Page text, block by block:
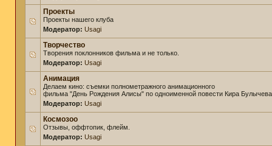
Проекты
Проекты нашего клуба
Модератор: Usagi
Творчество
Творения поклонников фильма и не только.
Модератор: Usagi
Анимация
Делаем кино: съемки полнометражного анимационного
фильма "День Рождения Алисы" по одноименной повести Кира
Модератор: Usagi
Космозоо
Отзывы, оффтопик, флейм.
Модератор: Usagi